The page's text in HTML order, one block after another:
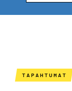
TAPAHTUMAT